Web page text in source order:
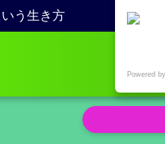
う生き方
Powered